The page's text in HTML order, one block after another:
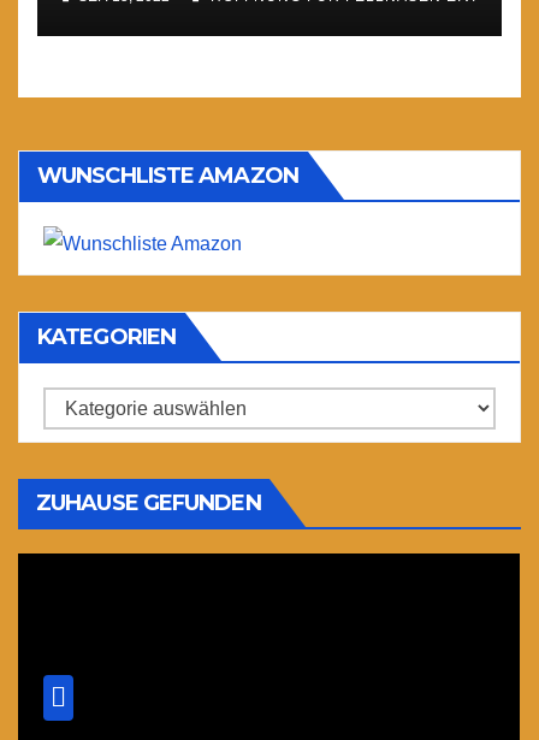
WUNSCHLISTE AMAZON
KATEGORIEN
Kategorien
ZUHAUSE GEFUNDEN